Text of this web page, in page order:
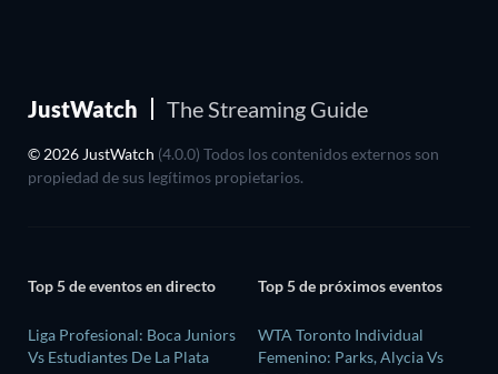
JustWatch The Streaming Guide
© 2026 JustWatch (4.0.0) Todos los contenidos externos son
propiedad de sus legítimos propietarios.
Top 5 de eventos en directo
Liga Profesional: Boca Juniors
Vs Estudiantes De La Plata
Top 5 de próximos eventos
WTA Toronto Individual
Femenino: Parks, Alycia Vs